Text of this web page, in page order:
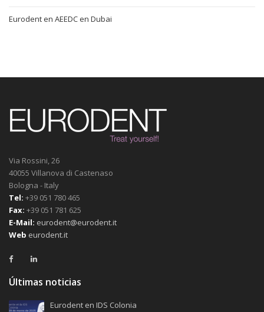
Eurodent en AEEDC en Dubai
Via Rossini, 26
40055 Villanova di Castenaso
Bologna - Italy
Tel: +39 051 780 465
Fax: +39 051 781 625
E-Mail: eurodent@eurodent.it
Web eurodent.it
Últimas noticias
Eurodent en IDS Colonia